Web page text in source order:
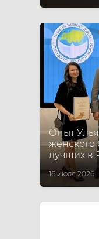
Опыт
женского
лучших в
16 июля 2026